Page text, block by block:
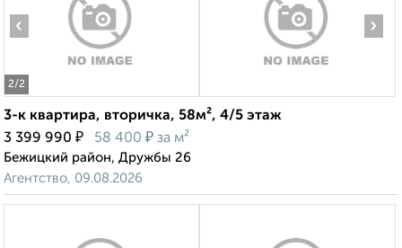
2/2
‹ ›
3-к квартира, вторичка, 58м², 4/5 этаж
3 399 990 ₽ 58 400 ₽ за м²
Бежицкий район, Дружбы 26
Агентство, 09.08.2026